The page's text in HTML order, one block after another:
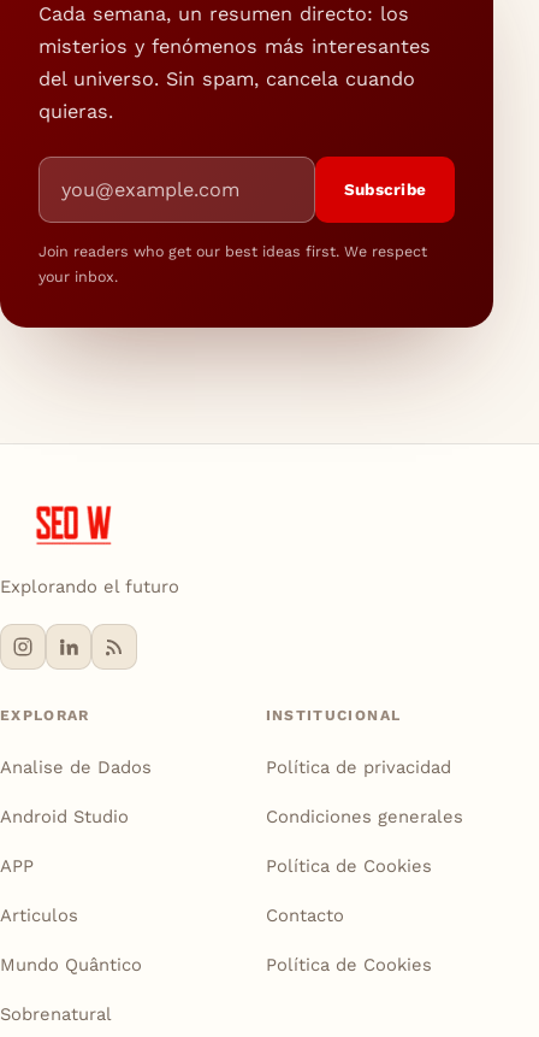
Cada semana, un resumen directo: los
misterios y fenómenos más interesantes
del universo. Sin spam, cancela cuando
quieras.
Email address
Subscribe
Join readers who get our best ideas first. We respect
your inbox.
Explorando el futuro
EXPLORAR
Analise de Dados
Android Studio
APP
Articulos
Mundo Quântico
Sobrenatural
INSTITUCIONAL
Política de privacidad
Condiciones generales
Política de Cookies
Contacto
Política de Cookies